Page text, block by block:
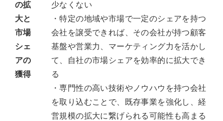
の拡
大と
市場
シェ
アの
獲得
少なくない
・特定の地域や市場で一定のシェアを持つ
会社を譲受できれば、その会社が持つ顧客
基盤や営業力、マーケティング力を活かし
て、自社の市場シェアを効率的に拡大でき
る
・専門性の高い技術やノウハウを持つ会社
を取り込むことで、既存事業を強化し、経
営規模の拡大に繋げられる可能性も高まる